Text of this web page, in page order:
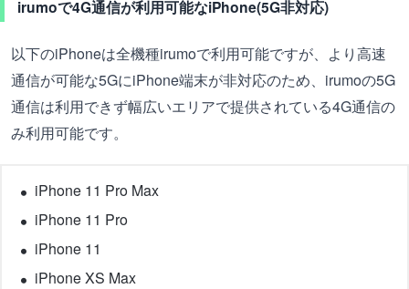
irumoで4G通信が利用可能なiPhone(5G非対応)
以下のiPhoneは全機種irumoで利用可能ですが、より高速
通信が可能な5GにiPhone端末が非対応のため、irumoの5G
通信は利用できず幅広いエリアで提供されている4G通信の
み利用可能です。
iPhone 11 Pro Max
iPhone 11 Pro
iPhone 11
iPhone XS Max